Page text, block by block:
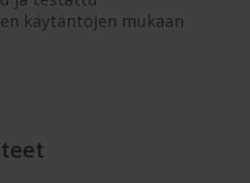
käytäntöjen mukaan